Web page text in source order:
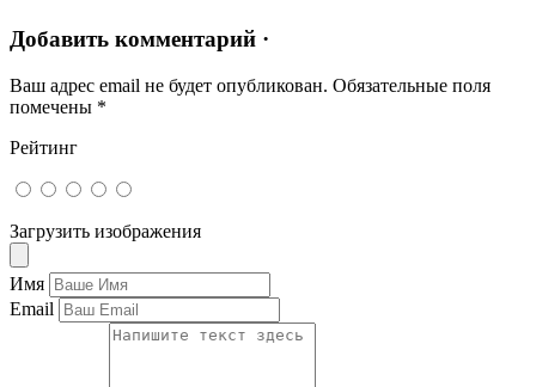
Добавить комментарий ·
Ваш адрес email не будет опубликован. Обязательные поля
помечены *
Рейтинг
Загрузить изображения
Имя
Email